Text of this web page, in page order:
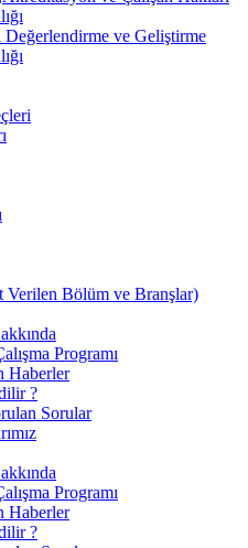
Değerlendirme ve Geliştirme
Bölüm ve Branşlar)
Programı
Haberler
?
Sorular
Programı
Haberler
?